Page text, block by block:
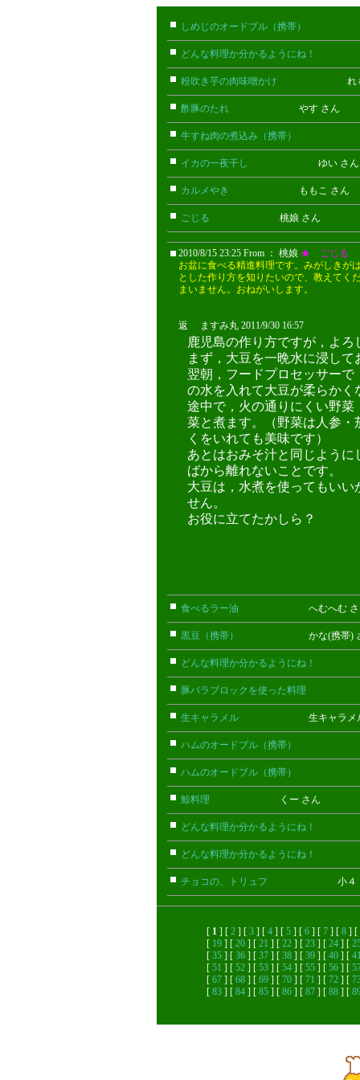
しめじのオードブル（携帯）
どんな料理か分かるようにね！
粉吹き芋の肉味噌かけ れもん
酢豚のたれ やす さん
牛すね肉の煮込み（携帯）
イカの一夜干し ゆい さ
カルメやき ももこ さん
ごじる 桃娘 さん
2010/8/15 23:25 From ： 桃娘 ★ ごじる
お盆に食べる精進料理です。みがしきが
とした作り方を知りたいので、教えてく
まいません。おねがいします。
返 ますみ丸 2011/9/30 16:57
鹿児島の作り方ですが，よろ
まず，大豆を一晩水に浸して
翌朝，フードプロセッサー
の水を入れて大豆が柔らかく
途中で，火の通りにくい野
菜と煮ます。（野菜は人参
くをいれても美味です）
あとはおみそ汁と同じよう
ばから離れないことです。
大豆は，水煮を使ってもい
せん。
お役に立てたかしら？
食べるラー油 へむへむ さ
黒豆（携帯） かな(携帯)
どんな料理か分かるようにね！
豚バラブロックを使った料理
生キャラメル 生キャラメル
ハムのオードブル（携帯）
ハムのオードブル（携帯）
鯨料理 くー さん
どんな料理か分かるようにね！
どんな料理か分かるようにね！
チョコの、トリュフ 小４ さ
[ 1 ] [ 2 ] [ 3 ] [ 4 ] [ 5 ] [ 6 ] [ 7 ] [ 8 ] [
[ 19 ] [ 20 ] [ 21 ] [ 22 ] [ 23 ] [ 24 ] [
[ 35 ] [ 36 ] [ 37 ] [ 38 ] [ 39 ] [ 40 ] [
[ 51 ] [ 52 ] [ 53 ] [ 54 ] [ 55 ] [ 56 ] [
[ 67 ] [ 68 ] [ 69 ] [ 70 ] [ 71 ] [ 72 ] [
[ 83 ] [ 84 ] [ 85 ] [ 86 ] [ 87 ] [ 88 ] [